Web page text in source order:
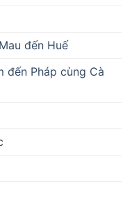
đến Huế
đến Pháp cùng Cà